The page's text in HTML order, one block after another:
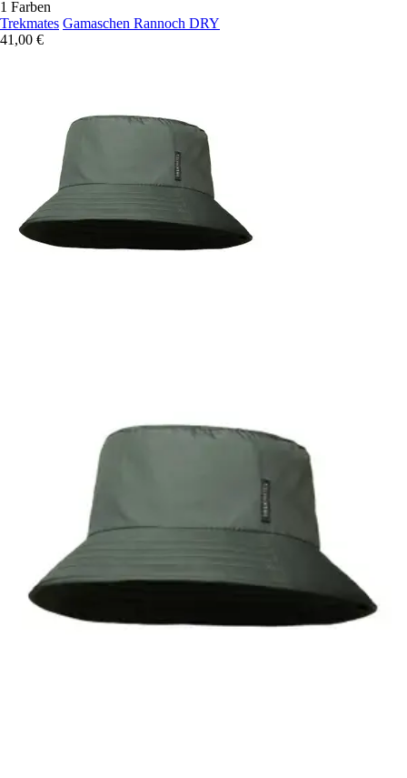
1 Farben
Trekmates Gamaschen Rannoch DRY
41,00 €